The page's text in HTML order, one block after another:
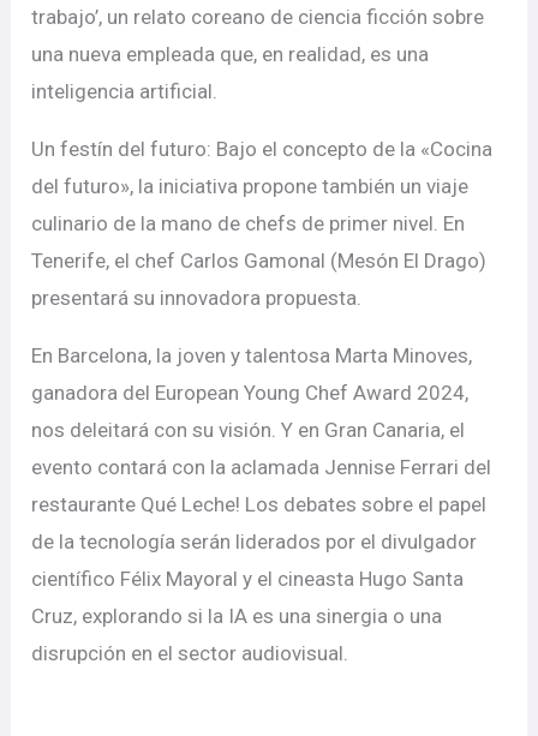
trabajo’, un relato coreano de ciencia ficción sobre
una nueva empleada que, en realidad, es una
inteligencia artificial.
Un festín del futuro: Bajo el concepto de la «Cocina
del futuro», la iniciativa propone también un viaje
culinario de la mano de chefs de primer nivel. En
Tenerife, el chef Carlos Gamonal (Mesón El Drago)
presentará su innovadora propuesta.
En Barcelona, la joven y talentosa Marta Minoves,
ganadora del European Young Chef Award 2024,
nos deleitará con su visión. Y en Gran Canaria, el
evento contará con la aclamada Jennise Ferrari del
restaurante Qué Leche! Los debates sobre el papel
de la tecnología serán liderados por el divulgador
científico Félix Mayoral y el cineasta Hugo Santa
Cruz, explorando si la IA es una sinergia o una
disrupción en el sector audiovisual.